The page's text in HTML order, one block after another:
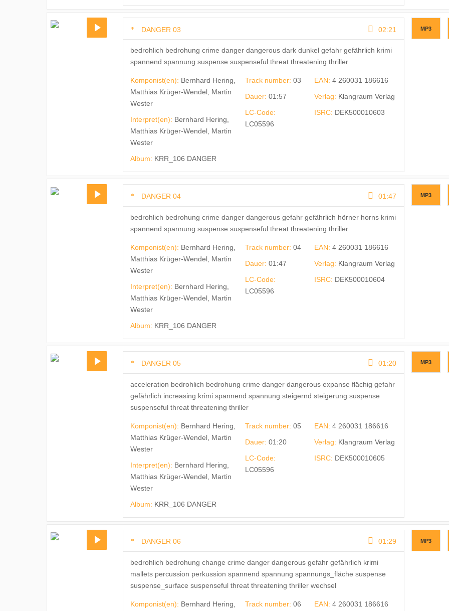
DANGER 03 02:21
bedrohlich bedrohung crime danger dangerous dark dunkel gefahr gefährlich krimi
spannend spannung suspense suspenseful threat threatening thriller
Komponist(en): Bernhard Hering,
Matthias Krüger-Wendel, Martin
Wester
Interpret(en): Bernhard Hering,
Matthias Krüger-Wendel, Martin
Wester
Album: KRR_106 DANGER
Track number:03
Dauer:01:57
LC-Code:
LC05596
EAN: 4 260031 186616
Verlag: Klangraum Verlag
ISRC: DEK500010603
MP3
DANGER 04 01:47
bedrohlich bedrohung crime danger dangerous gefahr gefährlich hörner horns krimi
spannend spannung suspense suspenseful threat threatening thriller
Komponist(en): Bernhard Hering,
Matthias Krüger-Wendel, Martin
Wester
Interpret(en): Bernhard Hering,
Matthias Krüger-Wendel, Martin
Wester
Album: KRR_106 DANGER
Track number:04
Dauer:01:47
LC-Code:
LC05596
EAN: 4 260031 186616
Verlag: Klangraum Verlag
ISRC: DEK500010604
MP3
DANGER 05 01:20
acceleration bedrohlich bedrohung crime danger dangerous expanse flächig gefahr
gefährlich increasing krimi spannend spannung steigernd steigerung suspense
suspenseful threat threatening thriller
Komponist(en): Bernhard Hering,
Matthias Krüger-Wendel, Martin
Wester
Interpret(en): Bernhard Hering,
Matthias Krüger-Wendel, Martin
Wester
Album: KRR_106 DANGER
Track number:05
Dauer:01:20
LC-Code:
LC05596
EAN: 4 260031 186616
Verlag: Klangraum Verlag
ISRC: DEK500010605
MP3
DANGER 06 01:29
bedrohlich bedrohung change crime danger dangerous gefahr gefährlich krimi
mallets percussion perkussion spannend spannung spannungs_fläche suspense
suspense_surface suspenseful threat threatening thriller wechsel
Komponist(en): Bernhard Hering,
Track number:06
EAN: 4 260031 186616
MP3